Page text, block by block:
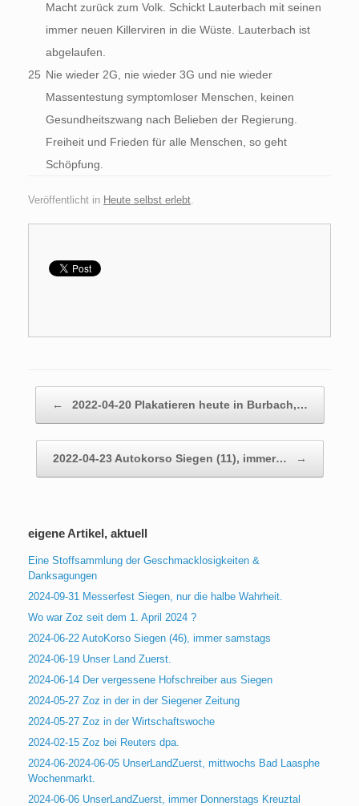
Macht zurück zum Volk. Schickt Lauterbach mit seinen
immer neuen Killerviren in die Wüste. Lauterbach ist
abgelaufen.
25 Nie wieder 2G, nie wieder 3G und nie wieder
Massentestung symptomloser Menschen, keinen
Gesundheitszwang nach Belieben der Regierung.
Freiheit und Frieden für alle Menschen, so geht
Schöpfung.
Veröffentlicht in Heute selbst erlebt
← 2022-04-20 Plakatieren heute in Burbach,…
2022-04-23 Autokorso Siegen (11), immer… →
eigene Artikel, aktuell
Eine Stoffsammlung der Geschmacklosigkeiten &
Danksagungen
2024-09-31 Messerfest Siegen, nur die halbe Wahrheit.
Wo war Zoz seit dem 1. April 2024 ?
2024-06-22 AutoKorso Siegen (46), immer samstags
2024-06-19 Unser Land Zuerst.
2024-06-14 Der vergessene Hofschreiber aus Siegen
2024-05-27 Zoz in der in der Siegener Zeitung
2024-05-27 Zoz in der Wirtschaftswoche
2024-02-15 Zoz bei Reuters dpa.
2024-06-2024-06-05 UnserLandZuerst, mittwochs Bad Laasphe
Wochenmarkt.
2024-06-06 UnserLandZuerst, immer Donnerstags Kreuztal